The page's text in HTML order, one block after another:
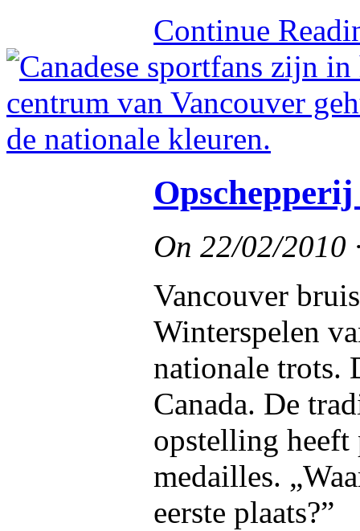
Continue
Opschepperij
On 22/02/2010
Vancouver
Winterspelen
nationale trots.
Canada. De
opstelling heeft
medailles.
eerste plaats?”